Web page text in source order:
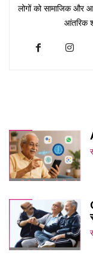
लोगों को सामाजिक और
आंतरिक